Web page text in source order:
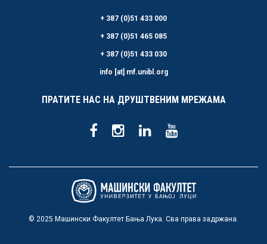
+ 387 (0)51 433 000
+ 387 (0)51 465 085
+ 387 (0)51 433 030
info [at] mf.unibl.org
ПРАТИТЕ НАС НА ДРУШТВЕНИМ МРЕЖАМА
© 2025 Машински Факултет Бања Лука. Сва права задржана.